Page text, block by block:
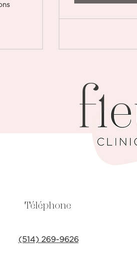
Téléphone
(514) 269-9626